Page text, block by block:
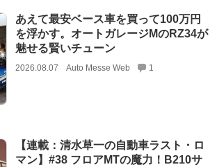
あえて最安ベース車を買って100万円
を浮かす。オートガレージMのRZ34が
魅せる賢いチューン
2026.08.07 Auto Messe Web 1
【連載：清水草一の自動車ラスト・ロ
マン】#38 フロアMTの魔力！B210サ